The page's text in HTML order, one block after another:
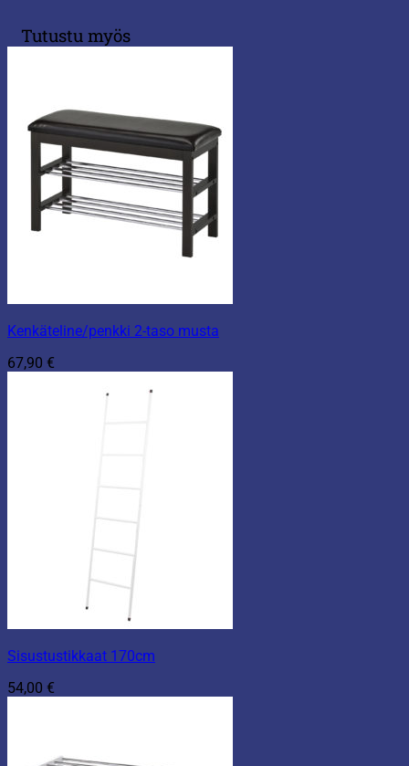
Tutustu myös
Kenkäteline/penkki 2-taso musta
67,90 €
Sisustustikkaat 170cm
54,00 €